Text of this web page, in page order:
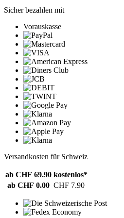
Sicher bezahlen mit
Vorauskasse
Versandkosten für Schweiz
ab CHF 69.90 kostenlos*
ab CHF 0.00 CHF 7.90